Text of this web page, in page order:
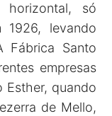
só
1926, levando
Fábrica Santo
empresas
Esther, quando
de Mello,